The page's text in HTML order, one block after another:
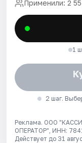
Применили: 2
1
2 шаг.
Реклама. ООО
ОПЕРАТОР", ИНН:
Действует до 31